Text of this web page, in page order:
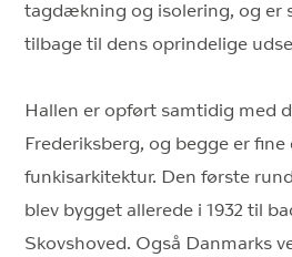
tagdækning og isolering, og er
tilbage til dens oprindelige
Hallen er opført samtidig med
Frederiksberg, og begge er fine
funkisarkitektur. Den første
blev bygget allerede i 1932 til
Skovshoved. Også Danmarks